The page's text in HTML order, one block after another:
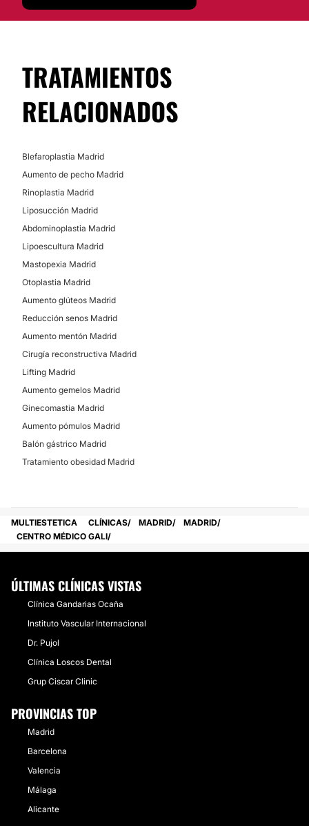
Blefaroplastia sin cirugía
Tratamiento varices
TRATAMIENTOS ESTÉTICOS
Micropigmentación
TRATAMIENTOS
RELACIONADOS
Blefaroplastia Madrid
Aumento de pecho Madrid
Rinoplastia Madrid
Liposucción Madrid
Abdominoplastia Madrid
Lipoescultura Madrid
Mastopexia Madrid
Otoplastia Madrid
Aumento glúteos Madrid
Reducción senos Madrid
Aumento mentón Madrid
Cirugía reconstructiva Madrid
Lifting Madrid
Aumento gemelos Madrid
Ginecomastia Madrid
Aumento pómulos Madrid
Balón gástrico Madrid
Tratamiento obesidad Madrid
MULTIESTETICA CLÍNICAS MADRID
MADRID
CENTRO MÉDICO GALI
ÚLTIMAS CLÍNICAS VISTAS
Clínica Gandarias Ocaña
Instituto Vascular Internacional
Dr. Pujol
Clínica Loscos Dental
Grup Ciscar Clinic
PROVINCIAS TOP
Madrid
Barcelona
Valencia
Málaga
Alicante